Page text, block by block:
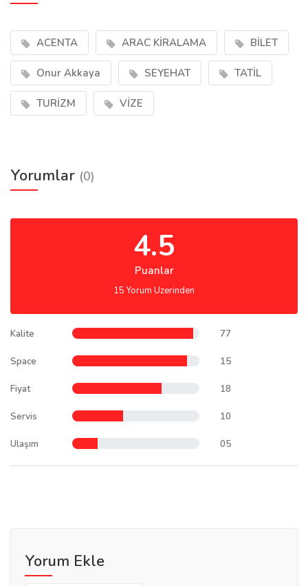
ACENTA ARAC KİRALAMA BİLET
Onur Akkaya SEYEHAT TATİL
TURİZM VİZE
Yorumlar (0)
4.5
Puanlar
15 Yorum Uzerinden
Kalite 77
Space 15
Fiyat 18
Servis 10
Ulaşım 05
Yorum Ekle